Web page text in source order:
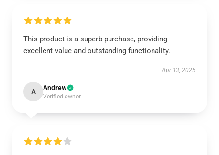
This product is a superb purchase, providing
excellent value and outstanding functionality.
Apr 13, 2025
A Andrew
Verified owner